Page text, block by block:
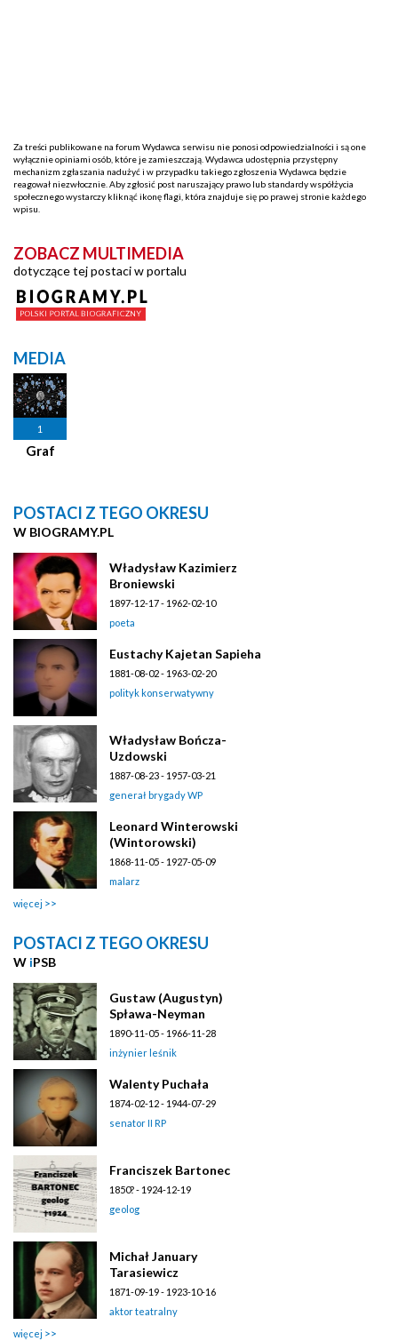
Za treści publikowane na forum Wydawca serwisu nie ponosi odpowiedzialności i są one
wyłącznie opiniami osób, które je zamieszczają. Wydawca udostępnia przystępny
mechanizm zgłaszania nadużyć i w przypadku takiego zgłoszenia Wydawca będzie
reagował niezwłocznie. Aby zgłosić post naruszający prawo lub standardy współżycia
społecznego wystarczy kliknąć ikonę flagi, która znajduje się po prawej stronie każdego
wpisu.
ZOBACZ MULTIMEDIA
dotyczące tej postaci w portalu
MEDIA
1
Graf
POSTACI Z TEGO OKRESU
W BIOGRAMY.PL
Władysław Kazimierz
Broniewski
1897-12-17 - 1962-02-10
poeta
Eustachy Kajetan Sapieha
1881-08-02 - 1963-02-20
polityk konserwatywny
Władysław Bończa-
Uzdowski
1887-08-23 - 1957-03-21
generał brygady WP
Leonard Winterowski
(Wintorowski)
1868-11-05 - 1927-05-09
malarz
więcej
POSTACI Z TEGO OKRESU
W iPSB
Gustaw (Augustyn)
Spława-Neyman
1890-11-05 - 1966-11-28
inżynier leśnik
Walenty Puchała
1874-02-12 - 1944-07-29
senator II RP
Franciszek Bartonec
1850? - 1924-12-19
geolog
Michał January
Tarasiewicz
1871-09-19 - 1923-10-16
aktor teatralny
więcej